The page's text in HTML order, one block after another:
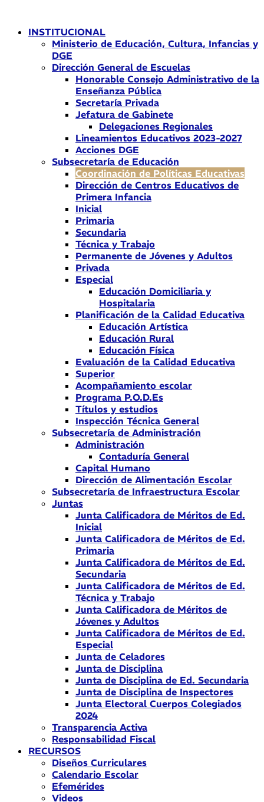
contenidoINSTITUCIONAL
Ministerio de Educación, Cultura, Infancias y
DGE
Dirección General de Escuelas
Honorable Consejo Administrativo de la
Enseñanza Pública
Secretaría Privada
Jefatura de Gabinete
Delegaciones Regionales
Lineamientos Educativos 2023-2027
Acciones DGE
Subsecretaría de Educación
Coordinación de Políticas Educativas
Dirección de Centros Educativos de
Primera Infancia
Inicial
Primaria
Secundaria
Técnica y Trabajo
Permanente de Jóvenes y Adultos
Privada
Especial
Educación Domiciliaria y
Hospitalaria
Planificación de la Calidad Educativa
Educación Artística
Educación Rural
Educación Física
Evaluación de la Calidad Educativa
Superior
Acompañamiento escolar
Programa P.O.D.Es
Títulos y estudios
Inspección Técnica General
Subsecretaría de Administración
Administración
Contaduría General
Capital Humano
Dirección de Alimentación Escolar
Subsecretaría de Infraestructura Escolar
Juntas
Junta Calificadora de Méritos de Ed.
Inicial
Junta Calificadora de Méritos de Ed.
Primaria
Junta Calificadora de Méritos de Ed.
Secundaria
Junta Calificadora de Méritos de Ed.
Técnica y Trabajo
Junta Calificadora de Méritos de
Jóvenes y Adultos
Junta Calificadora de Méritos de Ed.
Especial
Junta de Celadores
Junta de Disciplina
Junta de Disciplina de Ed. Secundaria
Junta de Disciplina de Inspectores
Junta Electoral Cuerpos Colegiados
2024
Transparencia Activa
Responsabilidad Fiscal
RECURSOS
Diseños Curriculares
Calendario Escolar
Efemérides
Videos